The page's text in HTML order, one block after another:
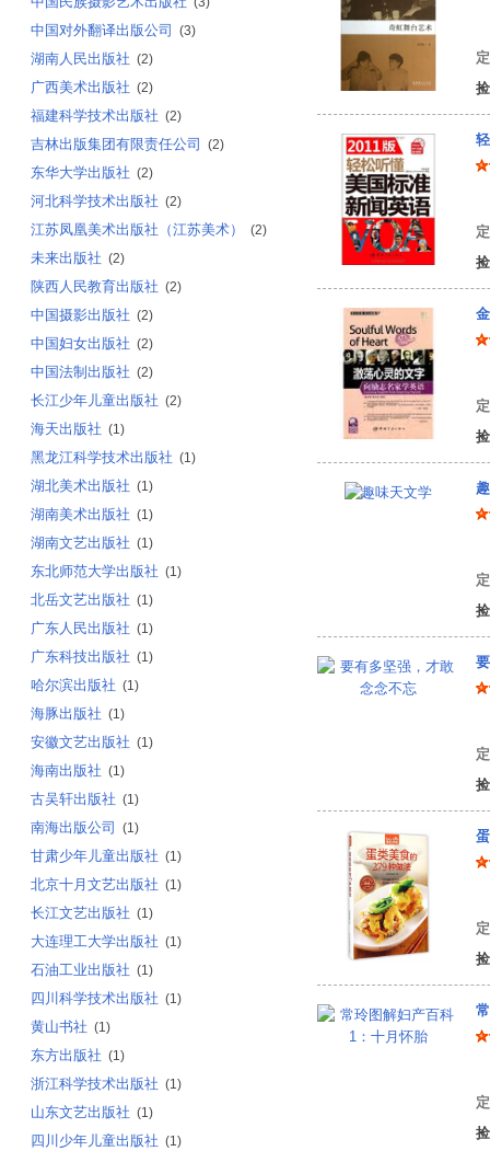
中国对外翻译出版公司 (3)
湖南人民出版社 (2)
广西美术出版社 (2)
福建科学技术出版社 (2)
吉林出版集团有限责任公司 (2)
东华大学出版社 (2)
河北科学技术出版社 (2)
江苏凤凰美术出版社（江苏美术） (2)
未来出版社 (2)
陕西人民教育出版社 (2)
中国摄影出版社 (2)
中国妇女出版社 (2)
中国法制出版社 (2)
长江少年儿童出版社 (2)
海天出版社 (1)
黑龙江科学技术出版社 (1)
湖北美术出版社 (1)
湖南美术出版社 (1)
湖南文艺出版社 (1)
东北师范大学出版社 (1)
北岳文艺出版社 (1)
广东人民出版社 (1)
广东科技出版社 (1)
哈尔滨出版社 (1)
海豚出版社 (1)
安徽文艺出版社 (1)
海南出版社 (1)
古吴轩出版社 (1)
南海出版公司 (1)
甘肃少年儿童出版社 (1)
北京十月文艺出版社 (1)
长江文艺出版社 (1)
大连理工大学出版社 (1)
石油工业出版社 (1)
四川科学技术出版社 (1)
黄山书社 (1)
东方出版社 (1)
浙江科学技术出版社 (1)
山东文艺出版社 (1)
四川少年儿童出版社 (1)